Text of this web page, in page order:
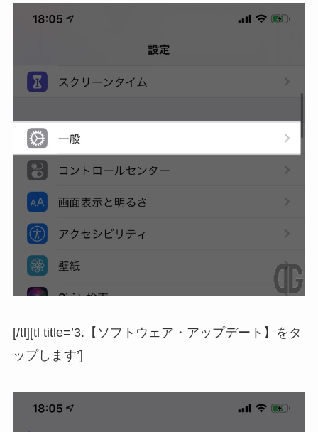
[/tl][tl title=’3.【ソフトウェア・アップデート】をタ
ップします’]